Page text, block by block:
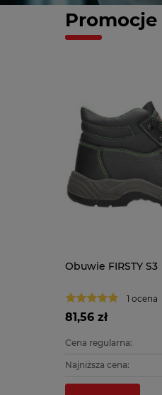
Promocje
Obuwie FIRSTY S3
1 ocena
81,56 zł
Cena regularna:
Najniższa cena: